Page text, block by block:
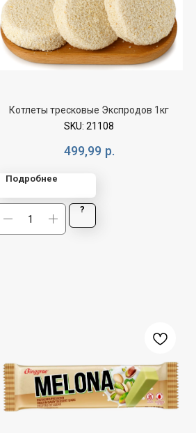
Котлеты тресковые Экспродов 1кг
SKU: 21108
499,99 р.
Подробнее
?